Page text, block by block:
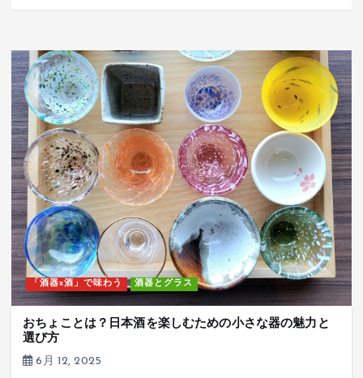
「酒器x酒」で味わう 酒器とグラス
おちょことは？日本酒を楽しむための小さな器の魅力と
選び方
6月 12, 2025